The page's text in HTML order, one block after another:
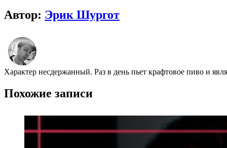
Автор: Эрик Шургот
Характер несдержанный. Раз в день пьет крафтовое пиво и
Похожие записи